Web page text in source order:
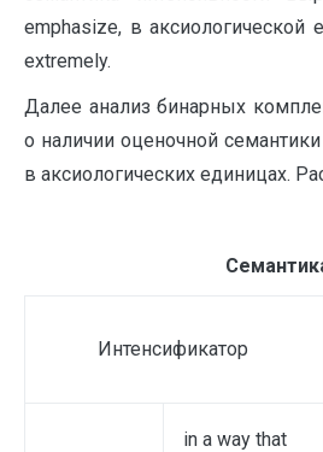
emphasize, в аксиологической
extremely.
Далее анализ бинарных
о наличии оценочной
в аксиологических единицах.
Интенсификатор
in a way that